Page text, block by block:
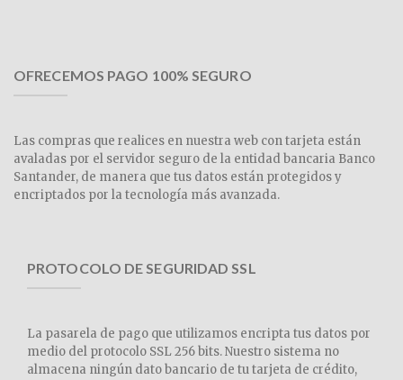
OFRECEMOS PAGO 100% SEGURO
Las compras que realices en nuestra web con tarjeta están
avaladas por el servidor seguro de la entidad bancaria Banco
Santander, de manera que tus datos están protegidos y
encriptados por la tecnología más avanzada.
PROTOCOLO DE SEGURIDAD SSL
La pasarela de pago que utilizamos encripta tus datos por
medio del protocolo SSL 256 bits. Nuestro sistema no
almacena ningún dato bancario de tu tarjeta de crédito,